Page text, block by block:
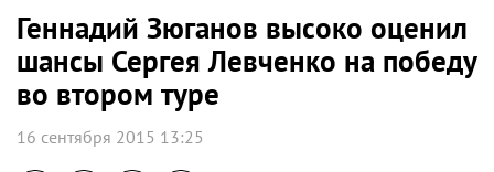
Геннадий Зюганов высоко оценил
шансы Сергея Левченко на победу
во втором туре
16 сентября 2015 13:25